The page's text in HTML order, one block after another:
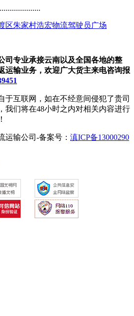
区朱家村浩宏物流驾驶员广场
司专业承接云南以及全国各地的整
运输业务，欢迎广大货主来电咨询报
于互联网，如在不经意间侵犯了贵司
我们将在48小时之内对相关内容进行
运输公司-备案号： 滇ICP备13000290